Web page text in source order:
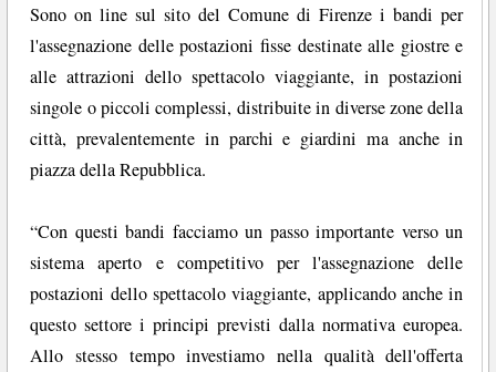
Sono on line sul sito del Comune di Firenze i bandi per
l'assegnazione delle postazioni fisse destinate alle giostre e
alle attrazioni dello spettacolo viaggiante, in postazioni
singole o piccoli complessi, distribuite in diverse zone della
città, prevalentemente in parchi e giardini ma anche in
piazza della Repubblica.
“Con questi bandi facciamo un passo importante verso un
sistema aperto e competitivo per l'assegnazione delle
postazioni dello spettacolo viaggiante, applicando anche in
questo settore i principi previsti dalla normativa europea.
Allo stesso tempo investiamo nella qualità dell'offerta